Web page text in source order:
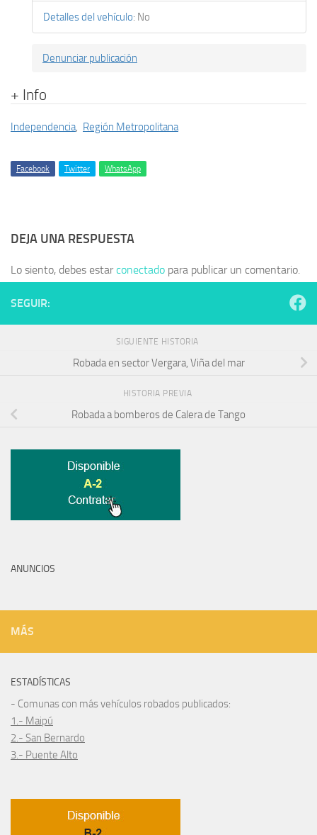
Detalles del vehículo: No
Denunciar publicación
+ Info
Independencia, Región Metropolitana
Facebook Twitter WhatsApp
DEJA UNA RESPUESTA
Lo siento, debes estarconectado para publicar un comentario.
SEGUIR:
SIGUIENTE HISTORIA
Robada en sector Vergara, Viña del mar
HISTORIA PREVIA
Robada a bomberos de Calera de Tango
ANUNCIOS
MÁS
ESTADÍSTICAS
- Comunas con más vehículos robados publicados:
1.- Maipú
2.- San Bernardo
3.- Puente Alto